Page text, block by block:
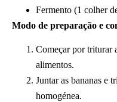
Fermento (1 colher
Modo de preparação e
Começar por triturar
alimentos.
Juntar as bananas e
homogénea.